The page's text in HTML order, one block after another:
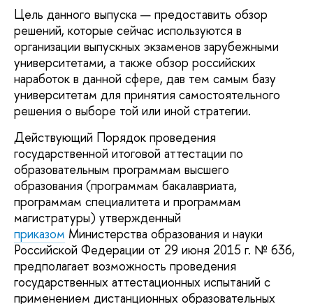
Цель данного выпуска — предоставить обзор
решений, которые сейчас используются в
организации выпускных экзаменов зарубежными
университетами, а также обзор российских
наработок в данной сфере, дав тем самым базу
университетам для принятия самостоятельного
решения о выборе той или иной стратегии.
Действующий Порядок проведения
государственной итоговой аттестации по
образовательным программам высшего
образования (программам бакалавриата,
программам специалитета и программам
магистратуры) утвержденный
приказом Министерства образования и науки
Российской Федерации от 29 июня 2015 г. № 636,
предполагает возможность проведения
государственных аттестационных испытаний с
применением дистанционных образовательных